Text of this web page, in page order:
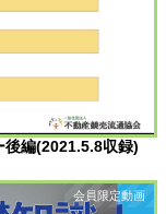
後編(2021.5.8収録)